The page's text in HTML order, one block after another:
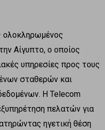
ολοκληρωμένος
Αίγυπτο, ο οποίος
υπηρεσίες προς τους
σταθερών και
Η Telecom
πελατών για
ηγετική θέση